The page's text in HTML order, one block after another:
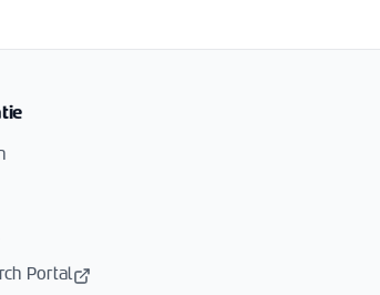
Portal